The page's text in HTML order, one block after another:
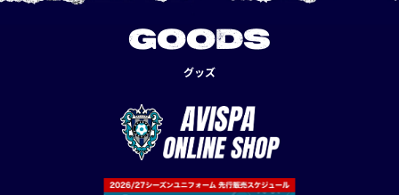
GOODS
グッズ